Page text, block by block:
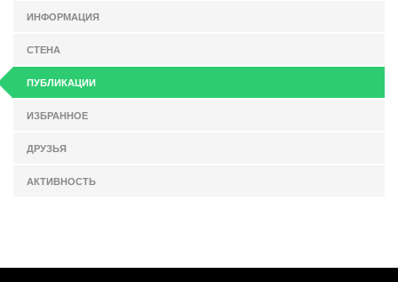
ИНФОРМАЦИЯ
СТЕНА
ПУБЛИКАЦИИ
ИЗБРАННОЕ
ДРУЗЬЯ
АКТИВНОСТЬ